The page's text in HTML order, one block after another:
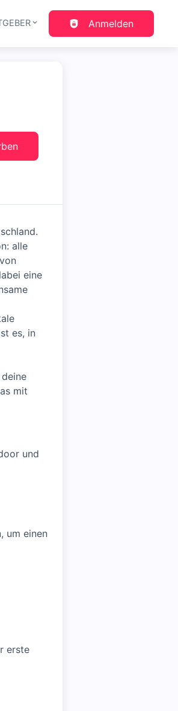
Anmelden
alle
eine
es, in
mit
und
um einen
erste